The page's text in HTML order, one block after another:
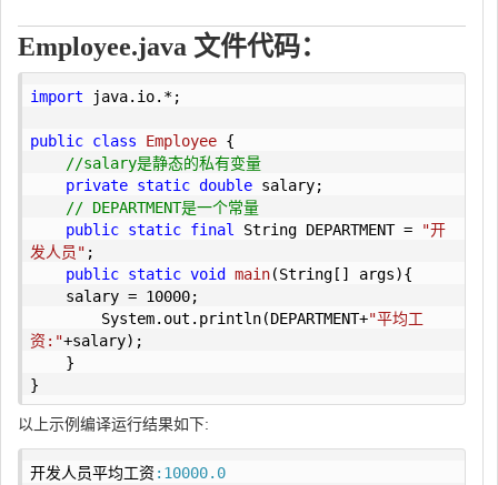
Employee.java 文件代码：
import java.io.*;
public class Employee {
//salary是静态的私有变量
private static double salary;
// DEPARTMENT是一个常量
public static final String DEPARTMENT =
"开
发人员" ;
public static void main(String[] args){
salary = 10000;
System.out.println(DEPARTMENT+"平均工
资:"+salary);
}
}
以上示例编译运行结果如下:
开发人员平均工资 :10000.0